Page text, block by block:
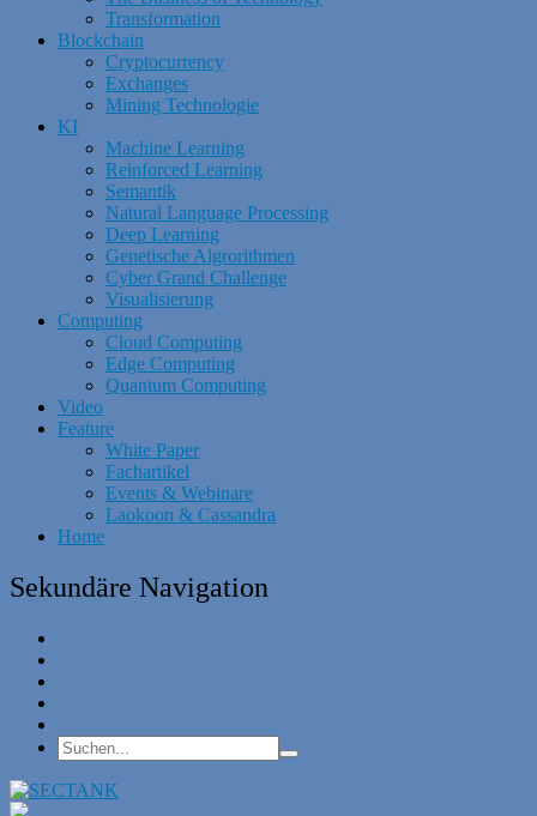
Transformation
Blockchain
Cryptocurrency
Exchanges
Mining Technologie
KI
Machine Learning
Reinforced Learning
Semantik
Natural Language Processing
Deep Learning
Genetische Algrorithmen
Cyber Grand Challenge
Visualisierung
Computing
Cloud Computing
Edge Computing
Quantum Computing
Video
Feature
White Paper
Fachartikel
Events & Webinare
Laokoon & Cassandra
Home
Sekundäre Navigation